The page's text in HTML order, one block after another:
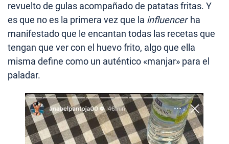
revuelto de gulas acompañado de patatas fritas. Y
es que no es la primera vez que la influencerha
manifestado que le encantan todas las recetas que
tengan que ver con el huevo frito, algo que ella
misma define como un auténtico «manjar» para el
paladar.